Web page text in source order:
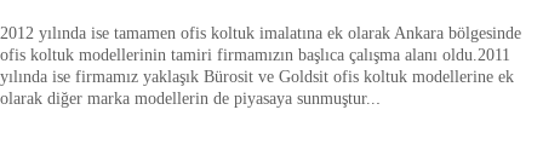
2012 yılında ise tamamen ofis koltuk imalatına ek olarak Ankara bölgesinde
ofis koltuk modellerinin tamiri firmamızın başlıca çalışma alanı oldu. 2011
yılında ise firmamız yaklaşık Bürosit ve Goldsit ofis koltuk modellerine ek
olarak diğer marka modellerin de piyasaya sunmuştur.